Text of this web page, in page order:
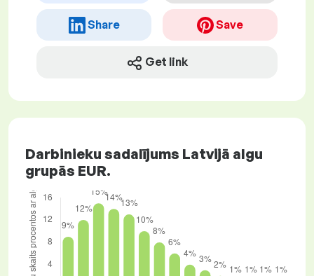
Share Save
Get link
Darbinieku sadalījums Latvijā algu
grupās EUR.